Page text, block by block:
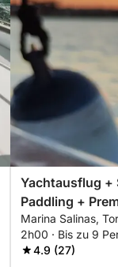
Yachtausflug +
Paddling +
Morgens,
ALLES
Marina Salinas,
2h00 · Bis zu 9
4.9 (27)